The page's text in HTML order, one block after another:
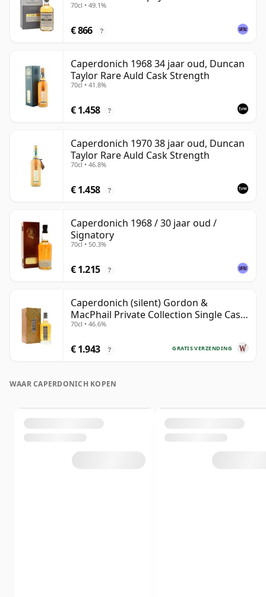
70cl • 49.1%
€ 866 ?
Caperdonich 1968 34 jaar oud, Duncan
Taylor Rare Auld Cask Strength
70cl • 41.8%
€ 1.458 ?
Caperdonich 1970 38 jaar oud, Duncan
Taylor Rare Auld Cask Strength
70cl • 46.8%
€ 1.458 ?
Caperdonich 1968 / 30 jaar oud /
Signatory
70cl • 50.3%
€ 1.215 ?
Caperdonich (silent) Gordon &
MacPhail Private Collection Single Cask
# 1982 36 jaar oud
70cl • 46.6%
GRATIS VERZENDING
€ 1.943 ?
WAAR CAPERDONICH KOPEN